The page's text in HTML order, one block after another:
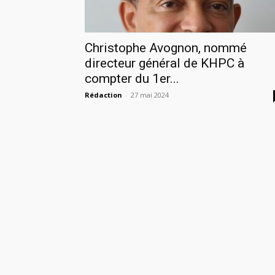
Christophe Avognon, nommé
directeur général de KHPC à
compter du 1er...
Rédaction - 27 mai 2024